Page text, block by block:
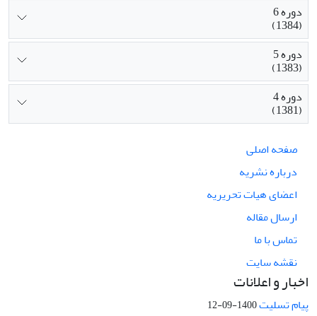
دوره 6
(1384)
دوره 5
(1383)
دوره 4
(1381)
صفحه اصلی
درباره نشریه
اعضای هیات تحریریه
ارسال مقاله
تماس با ما
نقشه سایت
اخبار و اعلانات
پیام تسلیت1400-09-12